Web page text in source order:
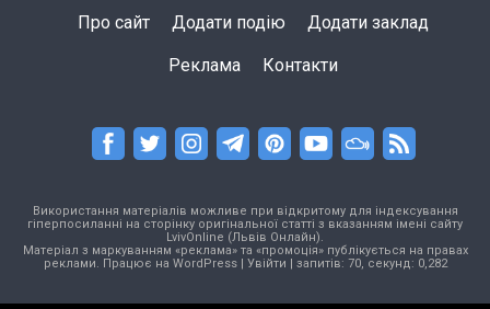
Про сайт Додати подію Додати заклад
Реклама Контакти
Використання матеріалів можливе при відкритому для індексування
гіперпосиланні на сторінку оригінальної статті з вказанням імені сайту
LvivOnline (Львів Онлайн).
Матеріал з маркуванням «реклама» та «промоція» публікується на правах
реклами. Працює на WordPress| Увійти | запитів: 70, секунд: 0,282